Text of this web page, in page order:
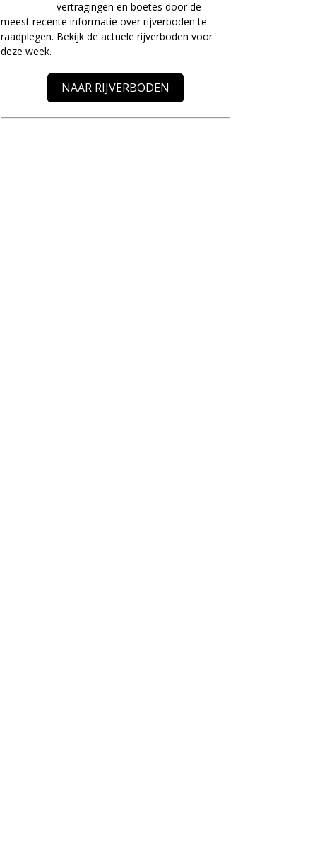
vertragingen en boetes door de
meest recente informatie over rijverboden te
raadplegen. Bekijk de actuele rijverboden voor
deze week.
NAAR RIJVERBODEN